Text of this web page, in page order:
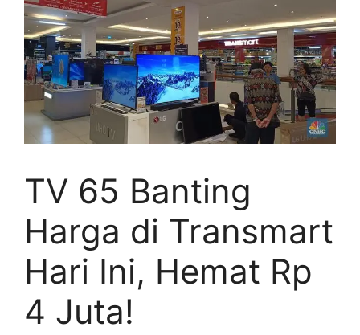
TV 65 Banting
Harga di Transmart
Hari Ini, Hemat Rp
4 Juta!